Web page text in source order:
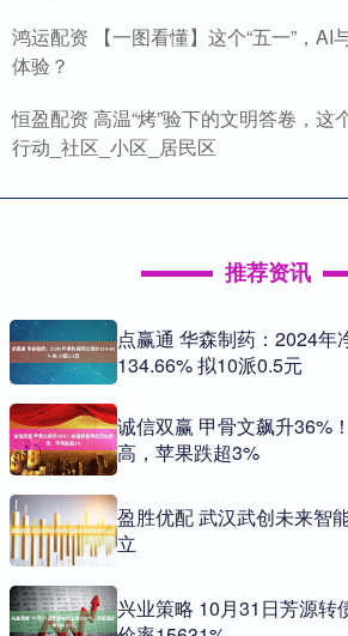
鸿运配资 【一图看懂】这个“五一”，AI
体验？
恒盈配资 高温“烤”验下的文明答卷，这
行动_社区_小区_居民区
推荐资讯
点赢通 华森制药：2024年
134.66% 拟10派0.5元
诚信双赢 甲骨文飙升36%
高，苹果跌超3%
盈胜优配 武汉武创未来智
立
兴业策略 10月31日芳源转